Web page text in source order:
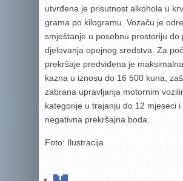
utvrđena je prisutnost alkohola u
grama po kilogramu. Vozaču je
smještanje u posebnu prostoriju do
djelovanja opojnog sredstva. Za
prekršaje predviđena je
kazna u iznosu do 16 500 kuna,
zabrana upravljanja motornim
kategorije u trajanju do 12 mjeseci i
negativna prekršajna boda.
Foto: Ilustracija